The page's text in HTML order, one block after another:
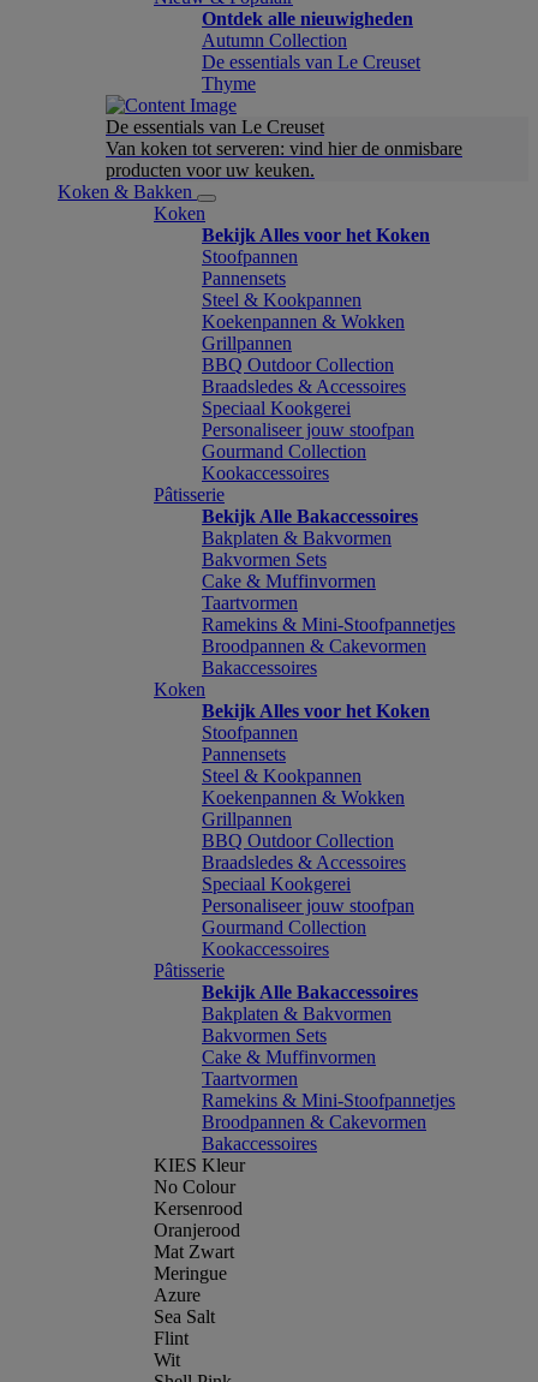
Ontdek alle nieuwigheden
Autumn Collection
De essentials van Le Creuset
Thyme
De essentials van Le Creuset
Van koken tot serveren: vind hier de onmisbare
producten voor uw keuken.
Koken & Bakken
Koken
Bekijk Alles voor het Koken
Stoofpannen
Pannensets
Steel & Kookpannen
Koekenpannen & Wokken
Grillpannen
BBQ Outdoor Collection
Braadsledes & Accessoires
Speciaal Kookgerei
Personaliseer jouw stoofpan
Gourmand Collection
Kookaccessoires
Pâtisserie
Bekijk Alle Bakaccessoires
Bakplaten & Bakvormen
Bakvormen Sets
Cake & Muffinvormen
Taartvormen
Ramekins & Mini-Stoofpannetjes
Broodpannen & Cakevormen
Bakaccessoires
Koken
Bekijk Alles voor het Koken
Stoofpannen
Pannensets
Steel & Kookpannen
Koekenpannen & Wokken
Grillpannen
BBQ Outdoor Collection
Braadsledes & Accessoires
Speciaal Kookgerei
Personaliseer jouw stoofpan
Gourmand Collection
Kookaccessoires
Pâtisserie
Bekijk Alle Bakaccessoires
Bakplaten & Bakvormen
Bakvormen Sets
Cake & Muffinvormen
Taartvormen
Ramekins & Mini-Stoofpannetjes
Broodpannen & Cakevormen
Bakaccessoires
KIES Kleur
No Colour
Kersenrood
Oranjerood
Mat Zwart
Meringue
Azure
Sea Salt
Flint
Wit